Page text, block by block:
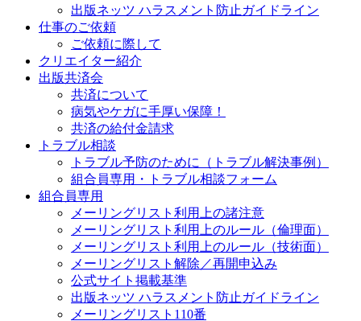
出版ネッツ ハラスメント防止ガイドライン
仕事のご依頼
ご依頼に際して
クリエイター紹介
出版共済会
共済について
病気やケガに手厚い保障！
共済の給付金請求
トラブル相談
トラブル予防のために（トラブル解決事例）
組合員専用・トラブル相談フォーム
組合員専用
メーリングリスト利用上の諸注意
メーリングリスト利用上のルール（倫理面）
メーリングリスト利用上のルール（技術面）
メーリングリスト解除／再開申込み
公式サイト掲載基準
出版ネッツ ハラスメント防止ガイドライン
メーリングリスト110番